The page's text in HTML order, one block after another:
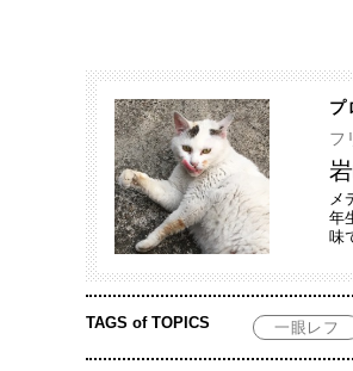
プ
フ
メ
年
味
TAGS of TOPICS 一眼レフ